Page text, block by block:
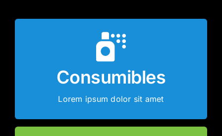
Consumibles
Lorem ipsum dolor sit amet
Consumibles
magnéticas, incluyendo polvos
fluorescentes y partículas magnéticas de
color/visibles